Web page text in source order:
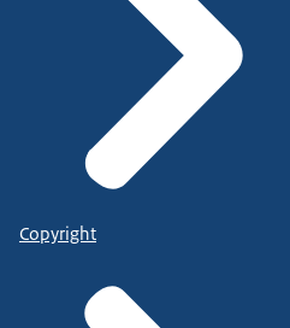
Copyright